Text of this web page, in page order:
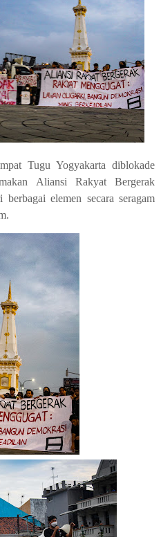
Tugu Yogyakarta diblokade
Aliansi Rakyat Bergerak
elemen secara seragam